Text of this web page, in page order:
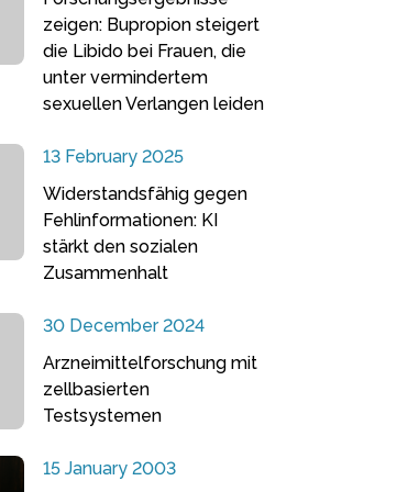
zeigen: Bupropion steigert
die Libido bei Frauen, die
unter vermindertem
sexuellen Verlangen leiden
13 February 2025
Widerstandsfähig gegen
Fehlinformationen: KI
stärkt den sozialen
Zusammenhalt
30 December 2024
Arzneimittelforschung mit
zellbasierten
Testsystemen
15 January 2003